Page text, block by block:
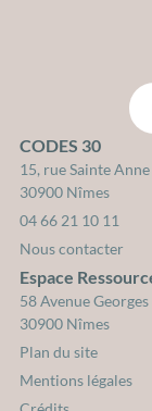
CODES 30
15, rue Sainte Anne
30900 Nîmes
04 66 21 10 11
Nous contacter
Espace
58 Avenue
30900 Nîmes
Plan du site
Mentions légales